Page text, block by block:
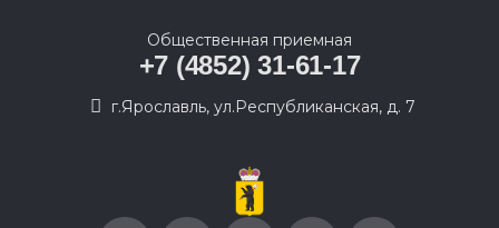
Общественная приемная
+7 (4852) 31-61-17
г.Ярославль, ул.Республиканская, д. 7